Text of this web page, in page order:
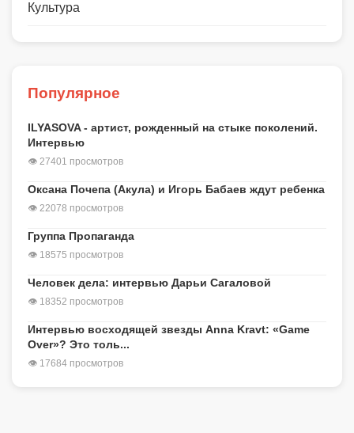
Культура
Популярное
ILYASOVA - артист, рожденный на стыке поколений.
Интервью
👁 27401 просмотров
Оксана Почепа (Акула) и Игорь Бабаев ждут ребенка
👁 22078 просмотров
Группа Пропаганда
👁 18575 просмотров
Человек дела: интервью Дарьи Сагаловой
👁 18352 просмотров
Интервью восходящей звезды Anna Kravt: «Game
Over»? Это толь...
👁 17684 просмотров